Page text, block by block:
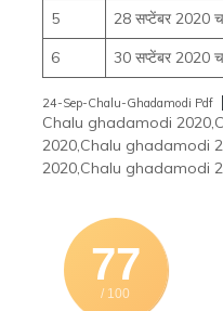
5
28 सप्टेंबर 2020
6
30 सप्टेंबर 2020
24-Sep-Chalu-Ghadamodi Pdf
Chalu ghadamodi
2020,Chalu ghadamodi
2020,Chalu ghadamodi
77
/ 100